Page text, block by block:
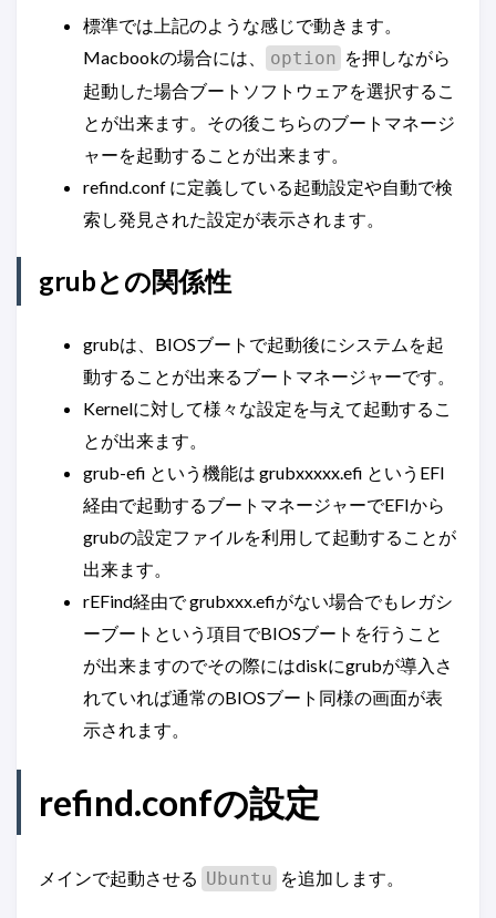
標準では上記のような感じで動きます。
Macbookの場合には、
option を押しながら
起動した場合ブートソフトウェアを選択するこ
とが出来ます。その後こちらのブートマネージ
ャーを起動することが出来ます。
refind.conf に定義している起動設定や自動で検
索し発見された設定が表示されます。
grubとの関係性
grubは、BIOSブートで起動後にシステムを起
動することが出来るブートマネージャーです。
Kernelに対して様々な設定を与えて起動するこ
とが出来ます。
grub-efi という機能は grubxxxxx.efi というEFI
経由で起動するブートマネージャーでEFIから
grubの設定ファイルを利用して起動することが
出来ます。
rEFind経由で grubxxx.efiがない場合でもレガシ
ーブートという項目でBIOSブートを行うこと
が出来ますのでその際にはdiskにgrubが導入さ
れていれば通常のBIOSブート同様の画面が表
示されます。
refind.confの設定
メインで起動させる Ubuntu を追加します。